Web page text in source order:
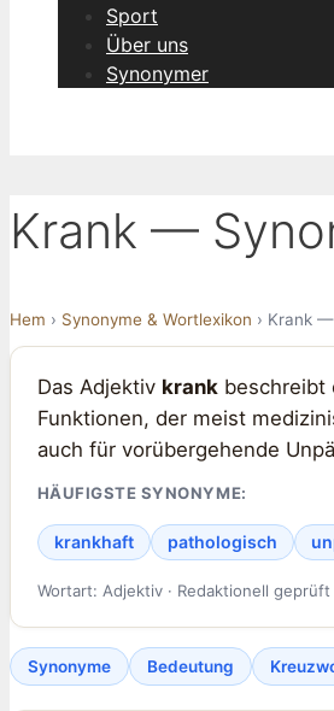
Sport
Über uns
Synonymer
Krank —
Hem › Synonyme & Wortlexikon › Krank
Das Adjektiv krankbeschreibt
Funktionen, der meist
auch für vorübergehende
HÄUFIGSTE SYNONYME:
krankhaft pathologisch
Wortart: Adjektiv · Redaktionell geprüft
Synonyme Bedeutung